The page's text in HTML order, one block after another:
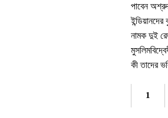
পাবেন
নামক দুই
কী তাদের